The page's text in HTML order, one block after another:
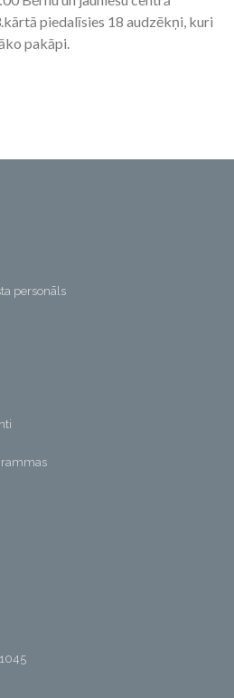
piedalīsies 18 audzēkņi, kuri
pakāpi.
personāls